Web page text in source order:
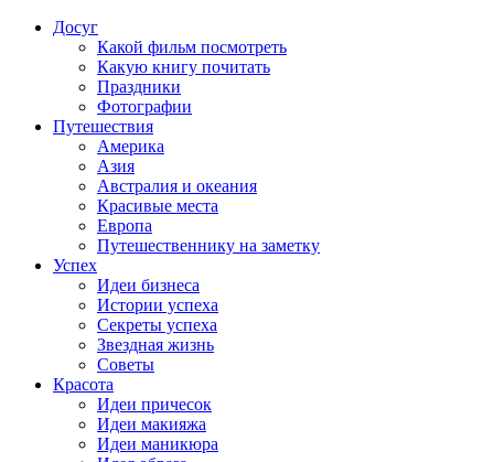
Досуг
Какой фильм посмотреть
Какую книгу почитать
Праздники
Фотографии
Путешествия
Америка
Азия
Австралия и океания
Красивые места
Европа
Путешественнику на заметку
Успех
Идеи бизнеса
Истории успеха
Секреты успеха
Звездная жизнь
Советы
Красота
Идеи причесок
Идеи макияжа
Идеи маникюра